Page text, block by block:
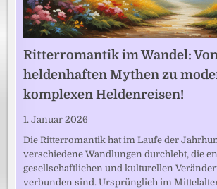
Ritterromantik im Wandel: Von
heldenhaften Mythen zu
komplexen Heldenreisen!
1. Januar 2026
Die Ritterromantik hat im Laufe der
verschiedene Wandlungen durchlebt, die
gesellschaftlichen und kulturellen
verbunden sind. Ursprünglich im